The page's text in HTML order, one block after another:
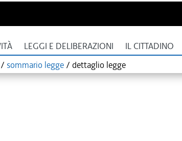
LEGGI E DELIBERAZIONI IL CITTADINO
/ sommario legge / dettaglio legge